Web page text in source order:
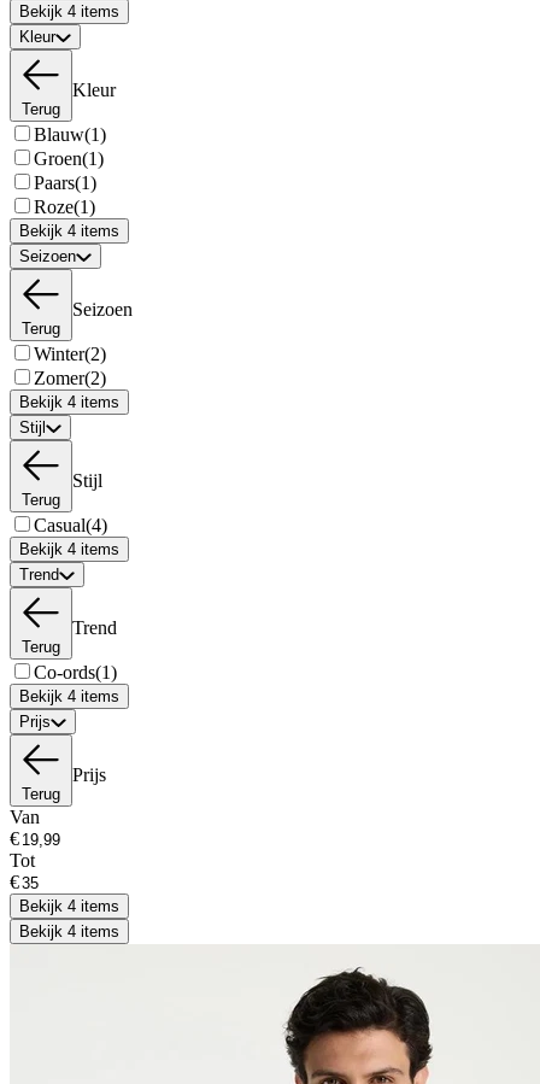
Bekijk 4 items
Kleur
Terug
Kleur
Blauw(1)
Groen(1)
Paars(1)
Roze(1)
Bekijk 4 items
Seizoen
Terug
Seizoen
Winter(2)
Zomer(2)
Bekijk 4 items
Stijl
Terug
Stijl
Casual(4)
Bekijk 4 items
Trend
Terug
Trend
Co-ords(1)
Bekijk 4 items
Prijs
Terug
Prijs
Van
€
Tot
€
Bekijk 4 items
Bekijk 4 items